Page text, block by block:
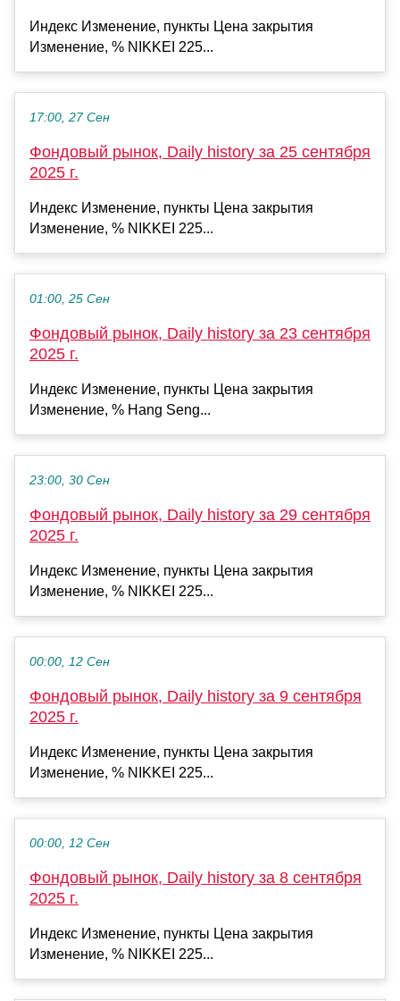
Индекс Изменение, пункты Цена закрытия
Изменение, % NIKKEI 225...
17:00, 27 Сен
Фондовый рынок, Daily history за 25 сентября
2025 г.
Индекс Изменение, пункты Цена закрытия
Изменение, % NIKKEI 225...
01:00, 25 Сен
Фондовый рынок, Daily history за 23 сентября
2025 г.
Индекс Изменение, пункты Цена закрытия
Изменение, % Hang Seng...
23:00, 30 Сен
Фондовый рынок, Daily history за 29 сентября
2025 г.
Индекс Изменение, пункты Цена закрытия
Изменение, % NIKKEI 225...
00:00, 12 Сен
Фондовый рынок, Daily history за 9 сентября
2025 г.
Индекс Изменение, пункты Цена закрытия
Изменение, % NIKKEI 225...
00:00, 12 Сен
Фондовый рынок, Daily history за 8 сентября
2025 г.
Индекс Изменение, пункты Цена закрытия
Изменение, % NIKKEI 225...